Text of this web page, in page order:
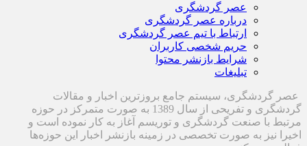
عصر گردشگری
درباره عصر گردشگری
ارتباط با تیم عصر گردشگری
حریم شخصی کاربران
شرایط بازنشر محتوا
تبلیغات
عصر گردشگری، سیستم جامع بروزترین اخبار و مقالات
گردشگری و تفریحی از سال 1389 به صورت متمرکز در حوزه
مرتبط با صنعت گردشگری و توریسم آغاز به کار نموده است و
اخیرا نیز به صورت تخصصی در زمینه بازنشر اخبار این حوزه‌ها